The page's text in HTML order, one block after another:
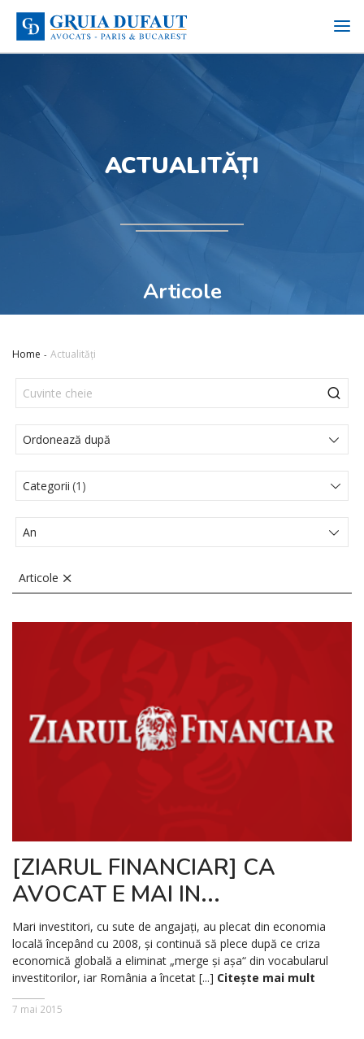
ACTUALITĂȚI
Articole
Home Actualități
Categorii 1
Actualités Juridiques
Articole
Comunicat de presă
Articole
[ZIARUL FINANCIAR] CA
AVOCAT E MAI IN...
Mari investitori, cu sute de angajaţi, au plecat din economia
locală începând cu 2008, şi continuă să plece după ce criza
economică globală a eliminat „merge şi aşa“ din vocabularul
investitorilor, iar România a încetat [...] Citește mai mult
7 mai 2015